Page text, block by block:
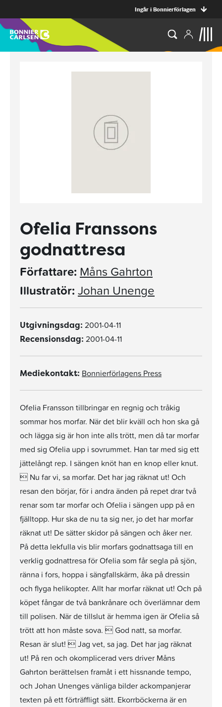
Ingår i Bonnierförlagen
Ofelia Franssons
godnattresa
Författare: Måns Gahrton
Illustratör: Johan Unenge
Utgivningsdag: 2001-04-11
Recensionsdag: 2001-04-11
Mediekontakt: Bonnierförlagens Press
Ofelia Fransson tillbringar en regnig och tråkig
sommar hos morfar. När det blir kväll och hon ska gå
och lägga sig är hon inte alls trött, men då tar morfar
med sig Ofelia upp i sovrummet. Han tar med sig ett
jättelångt rep. I sängen knöt han en knop eller knut.
 Nu far vi, sa morfar. Det har jag räknat ut! Och
resan den börjar, för i andra änden på repet drar två
renar som tar morfar och Ofelia i sängen upp på en
fjälltopp. Hur ska de nu ta sig ner, jo det har morfar
räknat ut! De sätter skidor på sängen och åker ner.
På detta lekfulla vis blir morfars godnattsaga till en
verklig godnattresa för Ofelia som får segla på sjön,
ränna i fors, hoppa i sängfallskärm, åka på dressin
och flyga helikopter. Allt har morfar räknat ut! Och på
köpet fångar de två bankrånare och överlämnar dem
till polisen. När de tillslut är hemma igen är Ofelia så
trött att hon måste sova.  God natt, sa morfar.
Resan är slut!  Jag vet, sa jag. Det har jag räknat
ut! På ren och okomplicerad vers driver Måns
Gahrton berättelsen framåt i ett hissnande tempo,
och Johan Unenges vänliga bilder ackompanjerar
texten på ett förträffligt sätt. Ekorrböckerna är en